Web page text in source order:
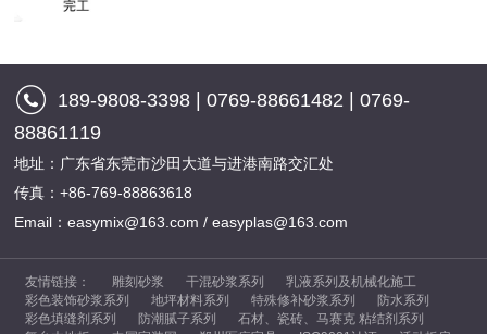
189-9808-3398 | 0769-88661482 | 0769-
88861119
地址：广东省东莞市沙田大道与进港南路交汇处
传真：+86-769-88863618
Email：easymix@163.com / easyplas@163.com
友情链接： 雕刻砂浆 干混砂浆系列
乳液系列及机械化施工
彩色装饰砂浆系列
地坪材料系列 特殊修补砂浆系列
防水系列
彩色填缝剂系列
防潮腻子系列
石材、瓷砖、马赛克 粘结剂系列